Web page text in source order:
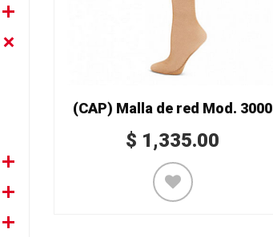
(CAP) Malla de red Mod. 3000
$ 1,335.00